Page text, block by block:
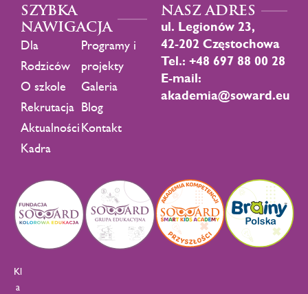
SZYBKA
NAWIGACJA
Dla
Rodziców
O szkole
Rekrutacja
Aktualności
Kadra
Programy i
projekty
Galeria
Blog
Kontakt
NASZ ADRES
ul. Legionów 23,
42-202 Częstochowa
Tel.: +48 697 88 00 28
E-mail:
akademia@soward.eu
Kl
a